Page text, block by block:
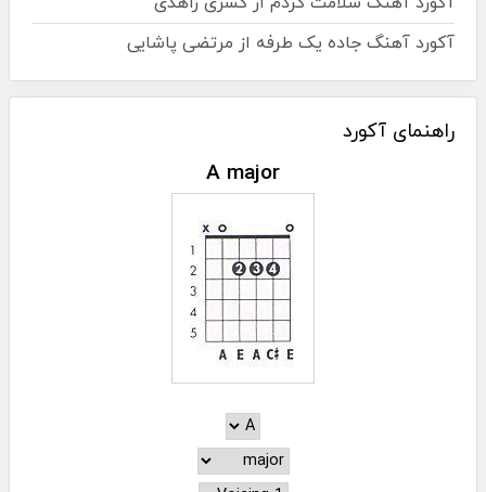
آکورد آهنگ جاده یک طرفه از مرتضی پاشایی
راهنمای آکورد
A major